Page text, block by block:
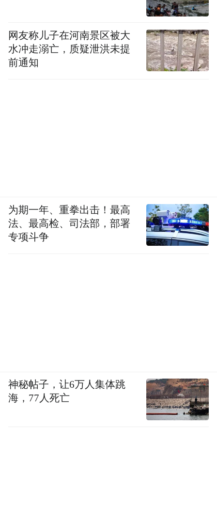
网友称儿子在河南景区被大
水冲走溺亡，质疑泄洪未提
前通知
为期一年、重拳出击！最高
法、最高检、司法部，部署
专项斗争
神秘帖子，让6万人集体跳
海，77人死亡